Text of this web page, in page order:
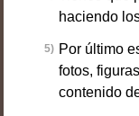
haciendo
Por último
fotos,
contenido